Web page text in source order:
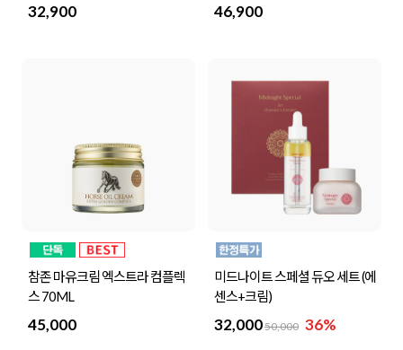
개)
32,900
개)
46,900
참존 마유크림 엑스트라 컴플렉
스 70ML
45,000
미드나이트 스페셜 듀오 세트 (에
센스+크림)
32,00050,000 36%